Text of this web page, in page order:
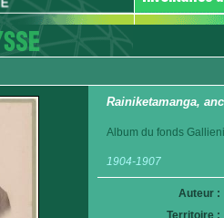
Rainiketamanga,
Album du fonds
1904-1907
Auteur :
Territoire :